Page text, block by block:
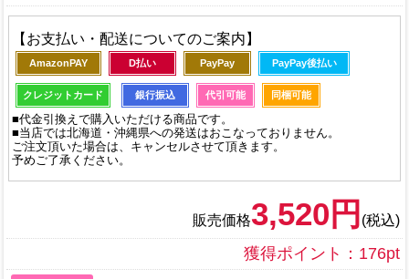
【お支払い・配送についてのご案内】
AmazonPAY D払い PayPay PayPay後払い
クレジットカード 銀行振込 代引可能 同梱可能
■代金引換えで購入いただける商品です。
■当店では北海道・沖縄県への発送はおこなっておりません。
ご注文頂いた場合は、キャンセルさせて頂きます。
予めご了承ください。
販売価格3,520円 (税込)
獲得ポイント：176pt